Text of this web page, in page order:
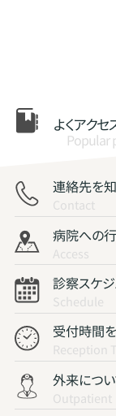
よくアクセ
Popular
連絡先を
Contact
病院への
Access
診察スケ
Schedule
受付時間
Reception
外来につ
Outpatient